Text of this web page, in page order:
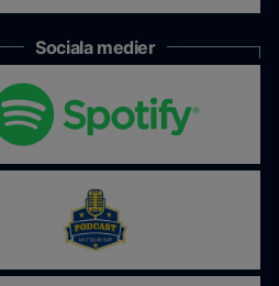
Sociala medier